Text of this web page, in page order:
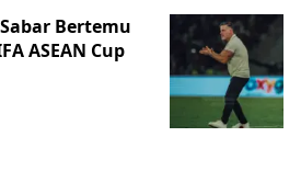
Bertemu
ASEAN Cup